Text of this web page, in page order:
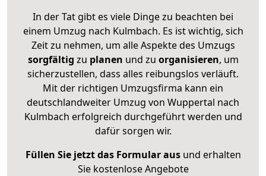
In der Tat gibt es viele Dinge zu beachten bei
einem Umzug nach Kulmbach. Es ist wichtig, sich
Zeit zu nehmen, um alle Aspekte des Umzugs
sorgfältig zu planen und zu organisieren, um
sicherzustellen, dass alles reibungslos verläuft.
Mit der richtigen Umzugsfirma kann ein
deutschlandweiter Umzug von Wuppertal nach
Kulmbach erfolgreich durchgeführt werden und
dafür sorgen wir.
Füllen Sie jetzt das Formular ausund erhalten
Sie kostenlose Angebote